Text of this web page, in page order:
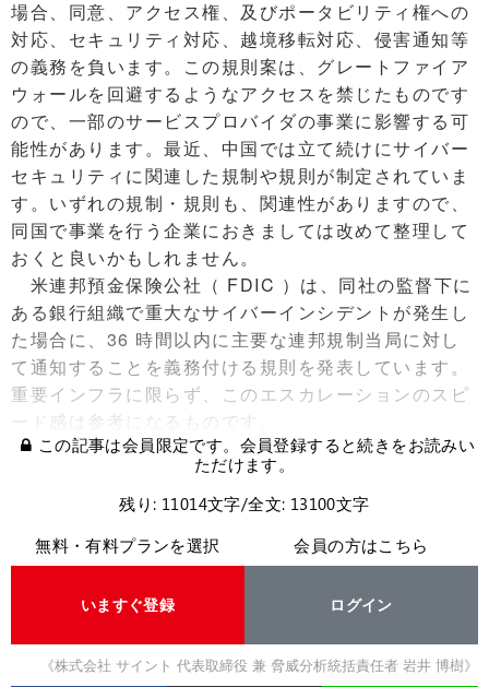
場合、同意、アクセス権、及びポータビリティ権への
対応、セキュリティ対応、越境移転対応、侵害通知等
の義務を負います。この規則案は、グレートファイア
ウォールを回避するようなアクセスを禁じたものです
ので、一部のサービスプロバイダの事業に影響する可
能性があります。最近、中国では立て続けにサイバー
セキュリティに関連した規制や規則が制定されていま
す。いずれの規制・規則も、関連性がありますので、
同国で事業を行う企業におきましては改めて整理して
おくと良いかもしれません。
米連邦預金保険公社（ FDIC ）は、同社の監督下に
ある銀行組織で重大なサイバーインシデントが発生し
た場合に、36 時間以内に主要な連邦規制当局に対し
て通知することを義務付ける規則を発表しています。
重要インフラに限らず、このエスカレーションのスピ
ード感は参考になるものです。
この記事は会員限定です。会員登録すると続きをお読みい
ただけます。
残り: 11014文字/全文: 13100文字
無料・有料プランを選択
いますぐ登録
会員の方はこちら
ログイン
《株式会社 サイント 代表取締役 兼 脅威分析統括責任者 岩井 博樹》